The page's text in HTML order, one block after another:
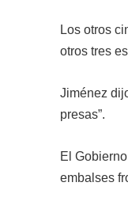
Los otros
otros tres
Jiménez
presas”.
El
embalses